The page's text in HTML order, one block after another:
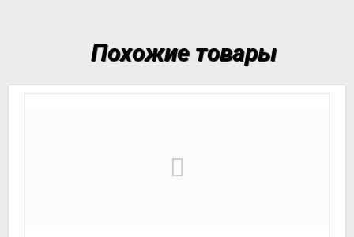
Похожие товары